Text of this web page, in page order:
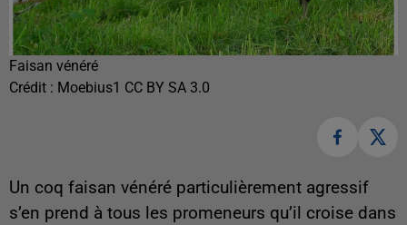
Faisan vénéré
Crédit : Moebius1 CC BY SA 3.0
Un coq faisan vénéré particulièrement agressif
s’en prend à tous les promeneurs qu’il croise dans